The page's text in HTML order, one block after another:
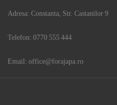
Adresa: Constanta, Str. Castanilor 9
Telefon: 0770 555 444
Email: office@forajapa.ro